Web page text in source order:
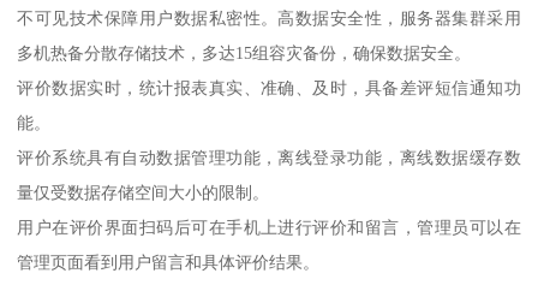
不可见技术保障用户数据私密性。高数据安全性，服务器集群采用
多机热备分散存储技术，多达15组容灾备份，确保数据安全。
评价数据实时，统计报表真实、准确、及时，具备差评短信通知功
能。
评价系统具有自动数据管理功能，离线登录功能，离线数据缓存数
量仅受数据存储空间大小的限制。
用户在评价界面扫码后可在手机上进行评价和留言，管理员可以在
管理页面看到用户留言和具体评价结果。